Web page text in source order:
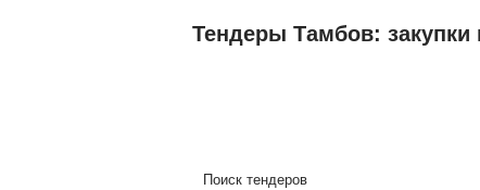
Тендеры Тамбов: закупки
Поиск тендеров